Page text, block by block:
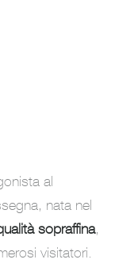
al
nata nel
sopraffina,
visitatori.